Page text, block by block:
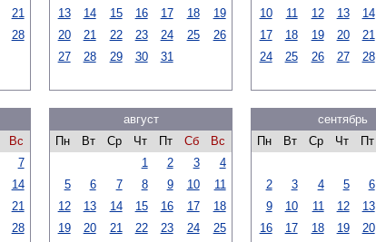
21
28
13
14 15 16 17 18
19
20
21 22 23 24 25
26
27
28 29 30 31
10
11 12 13 14
17
18 19 20 21
24
25 26 27 28
Вс
7
14
21
28
август
Пн
Вт Ср Чт Пт Сб
Вс
1
2 3
4
5
6 7 8 9 10
11
12
13 14 15 16 17
18
19
20 21 22 23 24
25
сентябрь
Пн
Вт Ср Чт Пт
2
3 4 5 6
9
10 11 12 13
16
17 18 19 20